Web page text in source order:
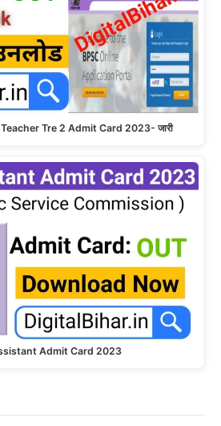
Tre 2 Admit Card 2023- जारी
Admit Card 2023